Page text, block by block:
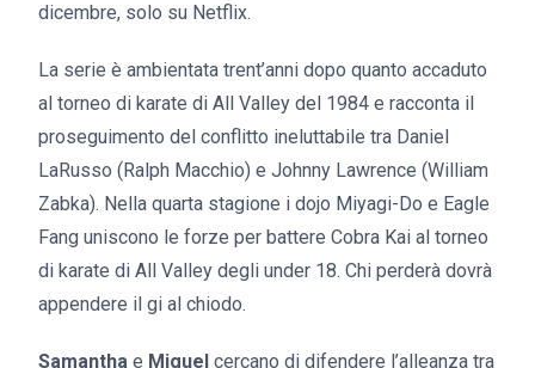
dicembre, solo su Netflix.
La serie è ambientata trent’anni dopo quanto accaduto
al torneo di karate di All Valley del 1984 e racconta il
proseguimento del conflitto ineluttabile tra Daniel
LaRusso (Ralph Macchio) e Johnny Lawrence (William
Zabka). Nella quarta stagione i dojo Miyagi-Do e Eagle
Fang uniscono le forze per battere Cobra Kai al torneo
di karate di All Valley degli under 18. Chi perderà dovrà
appendere il gi al chiodo.
Samantha e Miguel cercano di difendere l’alleanza tra